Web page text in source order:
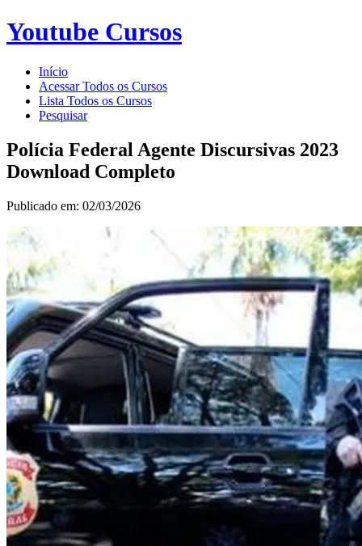
Youtube Cursos
Início
Acessar Todos os Cursos
Lista Todos os Cursos
Pesquisar
Polícia Federal Agente Discursivas 2023
Download Completo
Publicado em: 02/03/2026